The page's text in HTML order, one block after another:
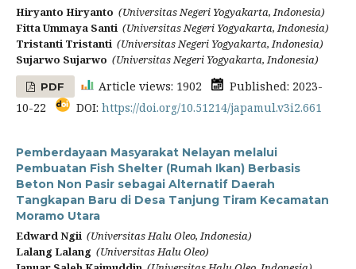
Hiryanto Hiryanto (Universitas Negeri Yogyakarta, Indonesia)
Fitta Ummaya Santi (Universitas Negeri Yogyakarta, Indonesia)
Tristanti Tristanti (Universitas Negeri Yogyakarta, Indonesia)
Sujarwo Sujarwo (Universitas Negeri Yogyakarta, Indonesia)
PDF Article views: 1902
Published: 2023-
10-22
DOI: https://doi.org/10.51214/japamul.v3i2.661
Pemberdayaan Masyarakat Nelayan melalui
Pembuatan Fish Shelter (Rumah Ikan) Berbasis
Beton Non Pasir sebagai Alternatif Daerah
Tangkapan Baru di Desa Tanjung Tiram Kecamatan
Moramo Utara
Edward Ngii (Universitas Halu Oleo, Indonesia)
Lalang Lalang (Universitas Halu Oleo)